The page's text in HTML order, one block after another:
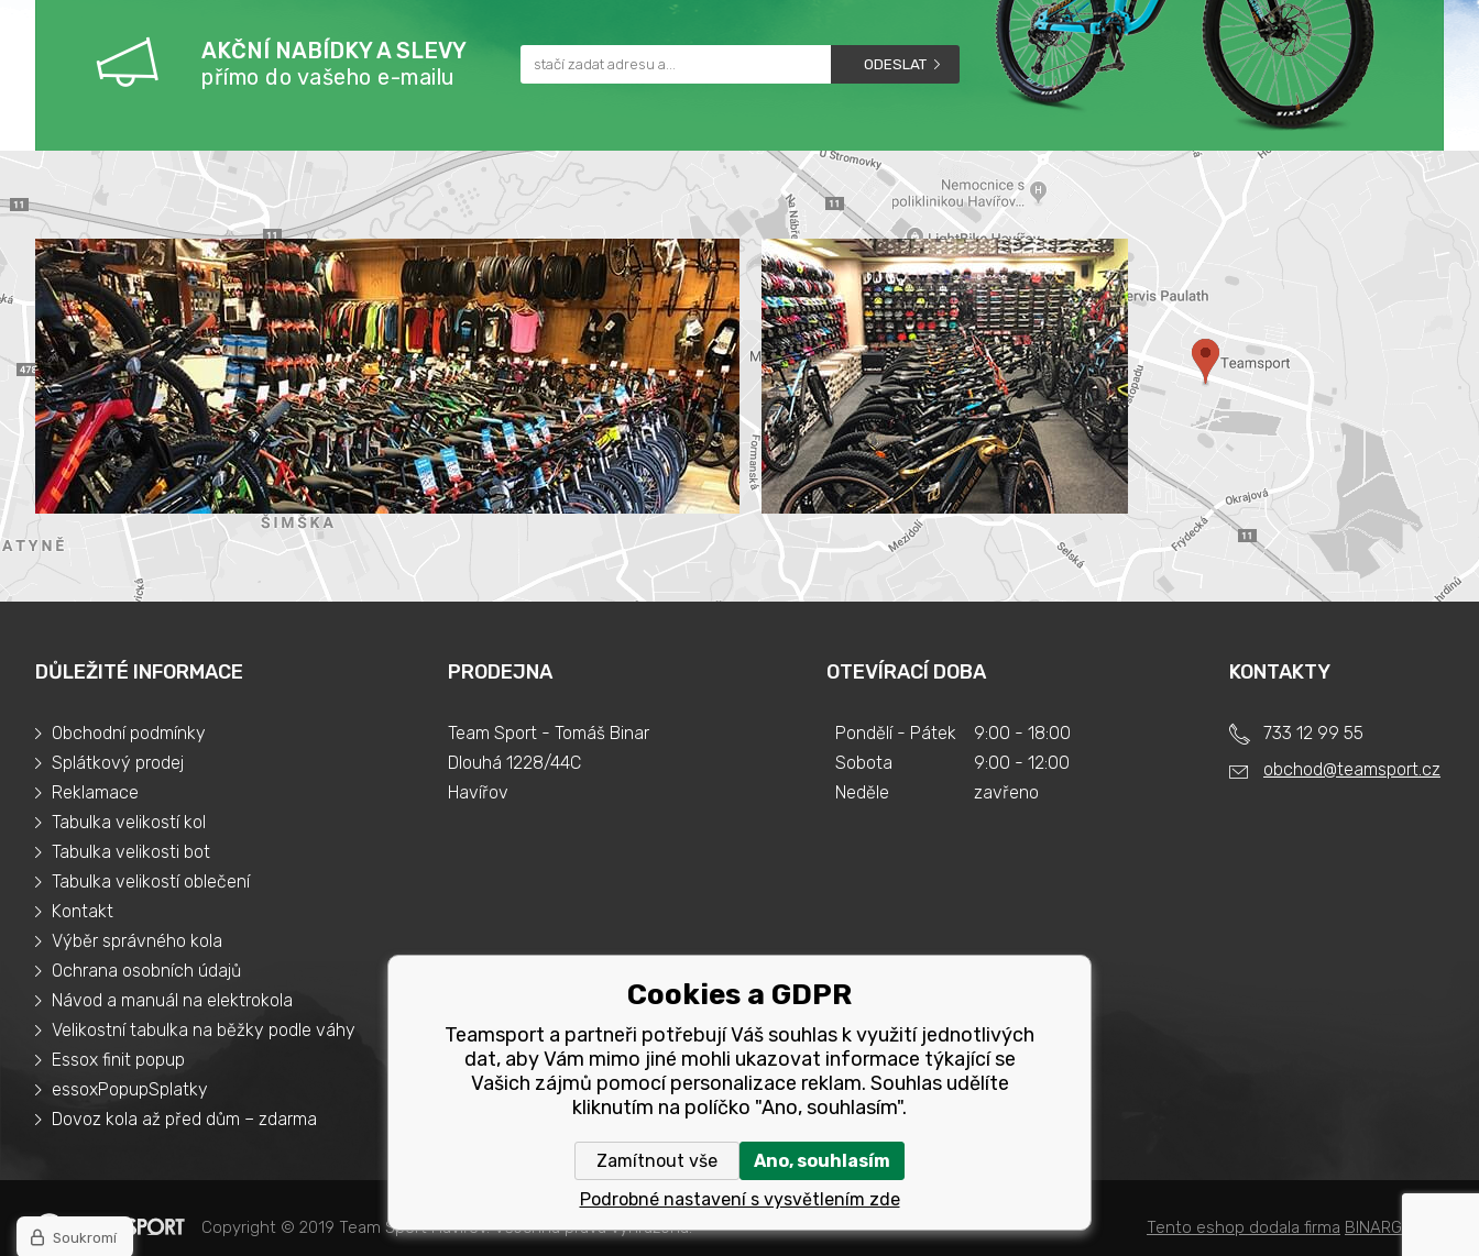
AKČNÍ NABÍDKY A SLEVY
přímo do vašeho e-mailu
ODESLAT
DŮLEŽITÉ INFORMACE
Obchodní podmínky
Splátkový prodej
Reklamace
Tabulka velikostí kol
Tabulka velikosti bot
Tabulka velikostí oblečení
Kontakt
Výběr správného kola
Ochrana osobních údajů
Návod a manuál na elektrokola
Velikostní tabulka na běžky podle váhy
Essox finit popup
essoxPopupSplatky
Dovoz kola až před dům – zdarma
PRODEJNA
Team Sport - Tomáš Binar
Dlouhá 1228/44C
Havířov
OTEVÍRACÍ DOBA
Pondělí - Pátek
Sobota
Neděle
9:00 - 18:00
9:00 - 12:00
zavřeno
KONTAKTY
733 12 99 55
obchod@teamsport.cz
Copyright © 2019 Team Sport Havířov. Všechna pravá vyhrazena. Tento eshop dodala firma BINARGON.cz
Cookies a GDPR
Teamsport a partneři potřebují Váš souhlas k využití jednotlivých
dat, aby Vám mimo jiné mohli ukazovat informace týkající se
Vašich zájmů pomocí personalizace reklam. Souhlas udělíte
kliknutím na políčko "Ano, souhlasím".
Zamítnout vše
Ano, souhlasím
Podrobné nastavení s vysvětlením zde
Soukromí